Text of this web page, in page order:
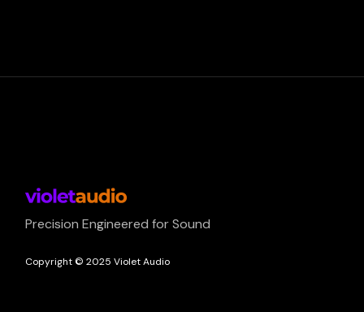
Precision Engineered for Sound
Copyright © 2025 Violet Audio